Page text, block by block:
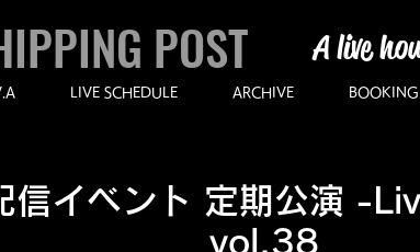
POST A live
LIVE SCHEDULE ARCHIVE BOOKING
信イベント 定期公演 -
vol,38